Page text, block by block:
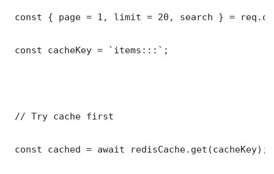
const { page = 1, limit = 20, search } =
const cacheKey = `items:::`;
// Try cache first
const cached = await redisCache.get(cacheKey);